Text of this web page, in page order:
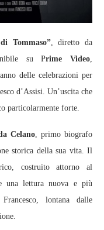
Tommaso”, diretto da
su Prime Video
delle celebrazioni per
d’Assisi. Un’uscita che
particolarmente forte.
Celano, primo biografo
storica della sua vita. Il
costruito attorno al
una lettura nuova e più
lontana dalle